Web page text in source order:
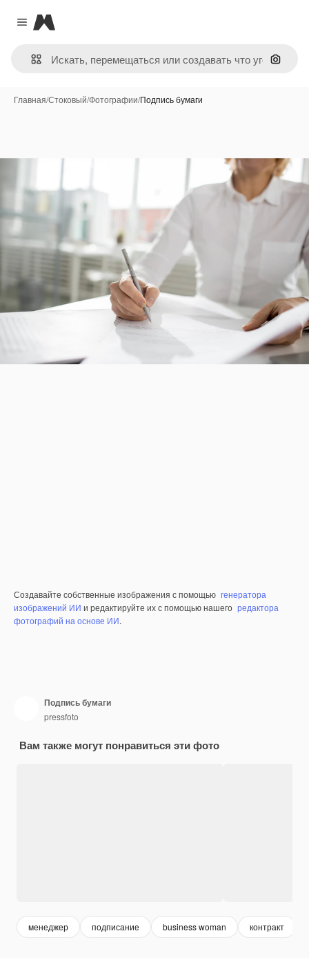
Close menu
Magnific
Поиск
Главная/Стоковый/Фотографии/Подпись бумаги
Создавайте собственные изображения с помощью генератора
изображений ИИ и редактируйте их с помощью нашего редактора
фотографий на основе ИИ.
Подпись бумаги
pressfoto
Вам также могут понравиться эти фото
менеджер подписание business woman контракт